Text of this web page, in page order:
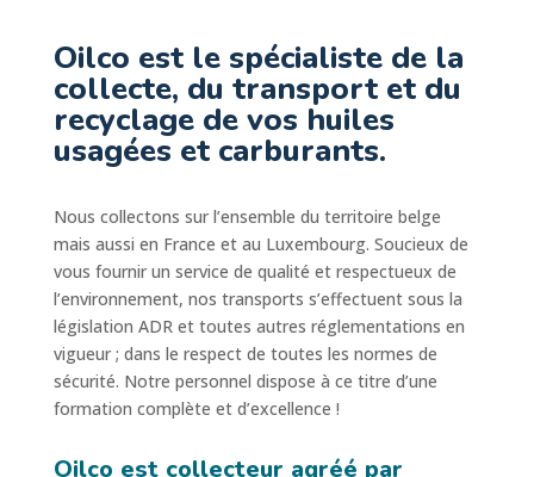
Oilco est le spécialiste de la
collecte, du transport et du
recyclage de vos huiles
usagées et carburants.
Nous collectons sur l’ensemble du territoire belge
mais aussi en France et au Luxembourg. Soucieux de
vous fournir un service de qualité et respectueux de
l’environnement, nos transports s’effectuent sous la
législation ADR et toutes autres réglementations en
vigueur ; dans le respect de toutes les normes de
sécurité. Notre personnel dispose à ce titre d’une
formation complète et d’excellence !
Oilco est collecteur agréé par